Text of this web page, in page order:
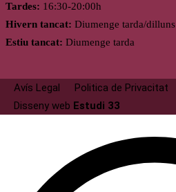
Tardes: 16:30-20:00h
Hivern tancat: Diumenge tarda/dilluns
Estiu tancat: Diumenge tarda
Avís Legal Politica de Privacitat
Disseny web Estudi 33